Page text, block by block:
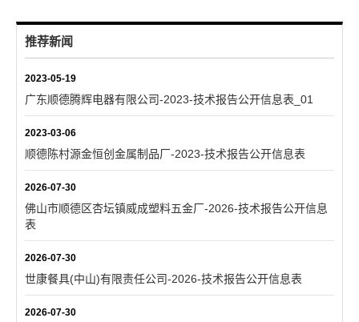
推荐新闻
2023-05-19
广东顺德腾辉电器有限公司-2023-技术报告公开信息表_01
2023-03-06
顺德陈村源金恒创金属制品厂-2023-技术报告公开信息表
2026-07-30
佛山市顺德区杏坛镇威成塑料五金厂-2026-技术报告公开信息
表
2026-07-30
世康餐具(中山)有限责任公司-2026-技术报告公开信息表
2026-07-30